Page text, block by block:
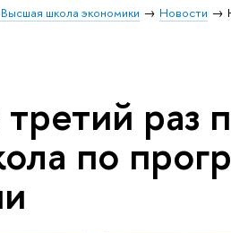
школа экономики Новости
раз
по